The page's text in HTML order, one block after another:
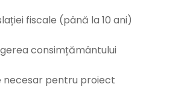
fiscale (până la 10 ani)
consimțământului
pentru proiect